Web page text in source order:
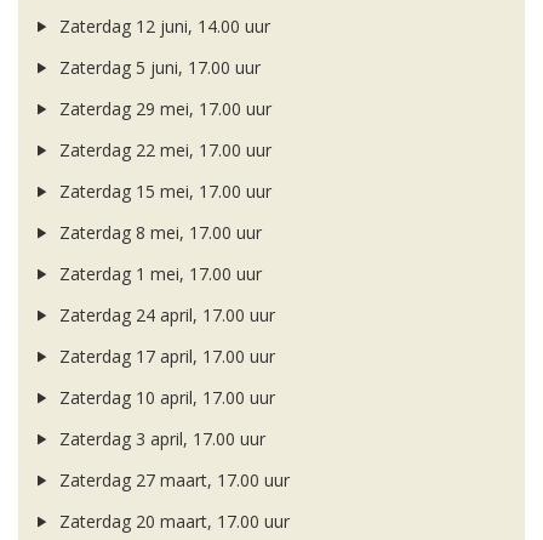
Zaterdag 12 juni, 14.00 uur
Zaterdag 5 juni, 17.00 uur
Zaterdag 29 mei, 17.00 uur
Zaterdag 22 mei, 17.00 uur
Zaterdag 15 mei, 17.00 uur
Zaterdag 8 mei, 17.00 uur
Zaterdag 1 mei, 17.00 uur
Zaterdag 24 april, 17.00 uur
Zaterdag 17 april, 17.00 uur
Zaterdag 10 april, 17.00 uur
Zaterdag 3 april, 17.00 uur
Zaterdag 27 maart, 17.00 uur
Zaterdag 20 maart, 17.00 uur